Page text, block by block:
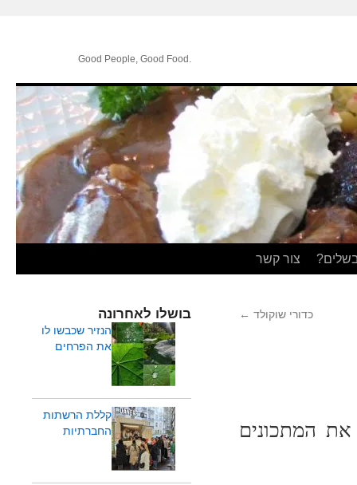
.Good People, Good Food
צור קשר
כדורי שוקולד ←
המתכונים
בושלו לאחרונה
הנזיר שכבשו לו
את הפרחים
קללת הרשתות
החברתיות